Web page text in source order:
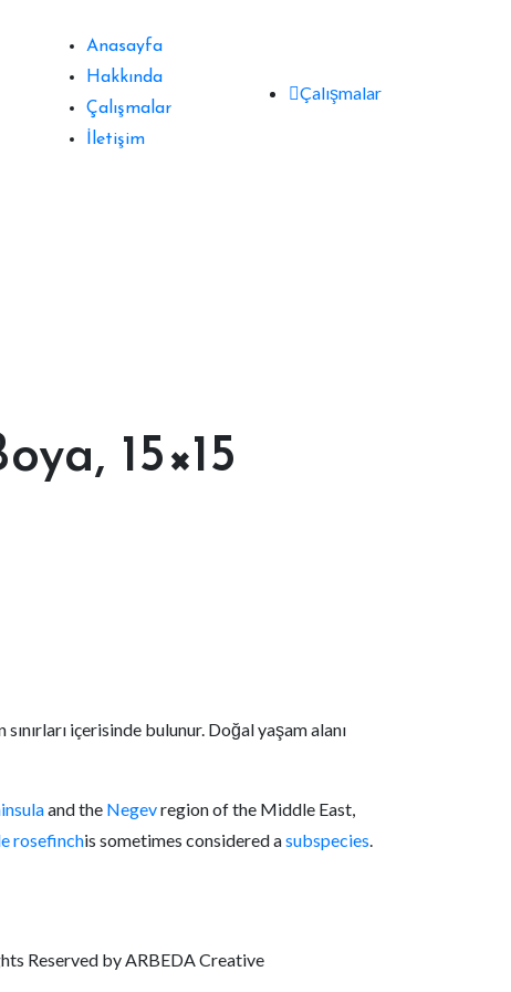
Anasayfa
Hakkında
Çalışmalar
İletişim
Çalışmalar
15×15
içerisinde bulunur. Doğal yaşam alanı
and the Negevregion of the Middle East,
rosefinchis sometimes considered asubspecies.
Reserved by ARBEDA Creative